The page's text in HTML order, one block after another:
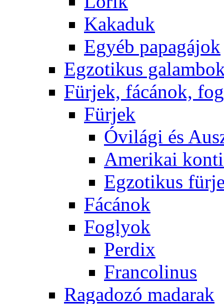
Kakaduk
Egyéb papagájok
Egzotikus
Fürjek, fácánok,
Fürjek
Óvilági és
Amerikai
Egzotikus
Fácánok
Foglyok
Perdix
Francolinus
Ragadozó madarak